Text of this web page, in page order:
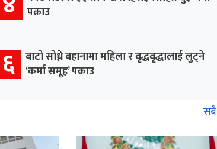
पक्राउ
६ बाटो सोध्ने बहानामा महिला र वृद्धवृद्धालाई लुट्ने
‘कर्मा समूह’ पक्राउ
सबै